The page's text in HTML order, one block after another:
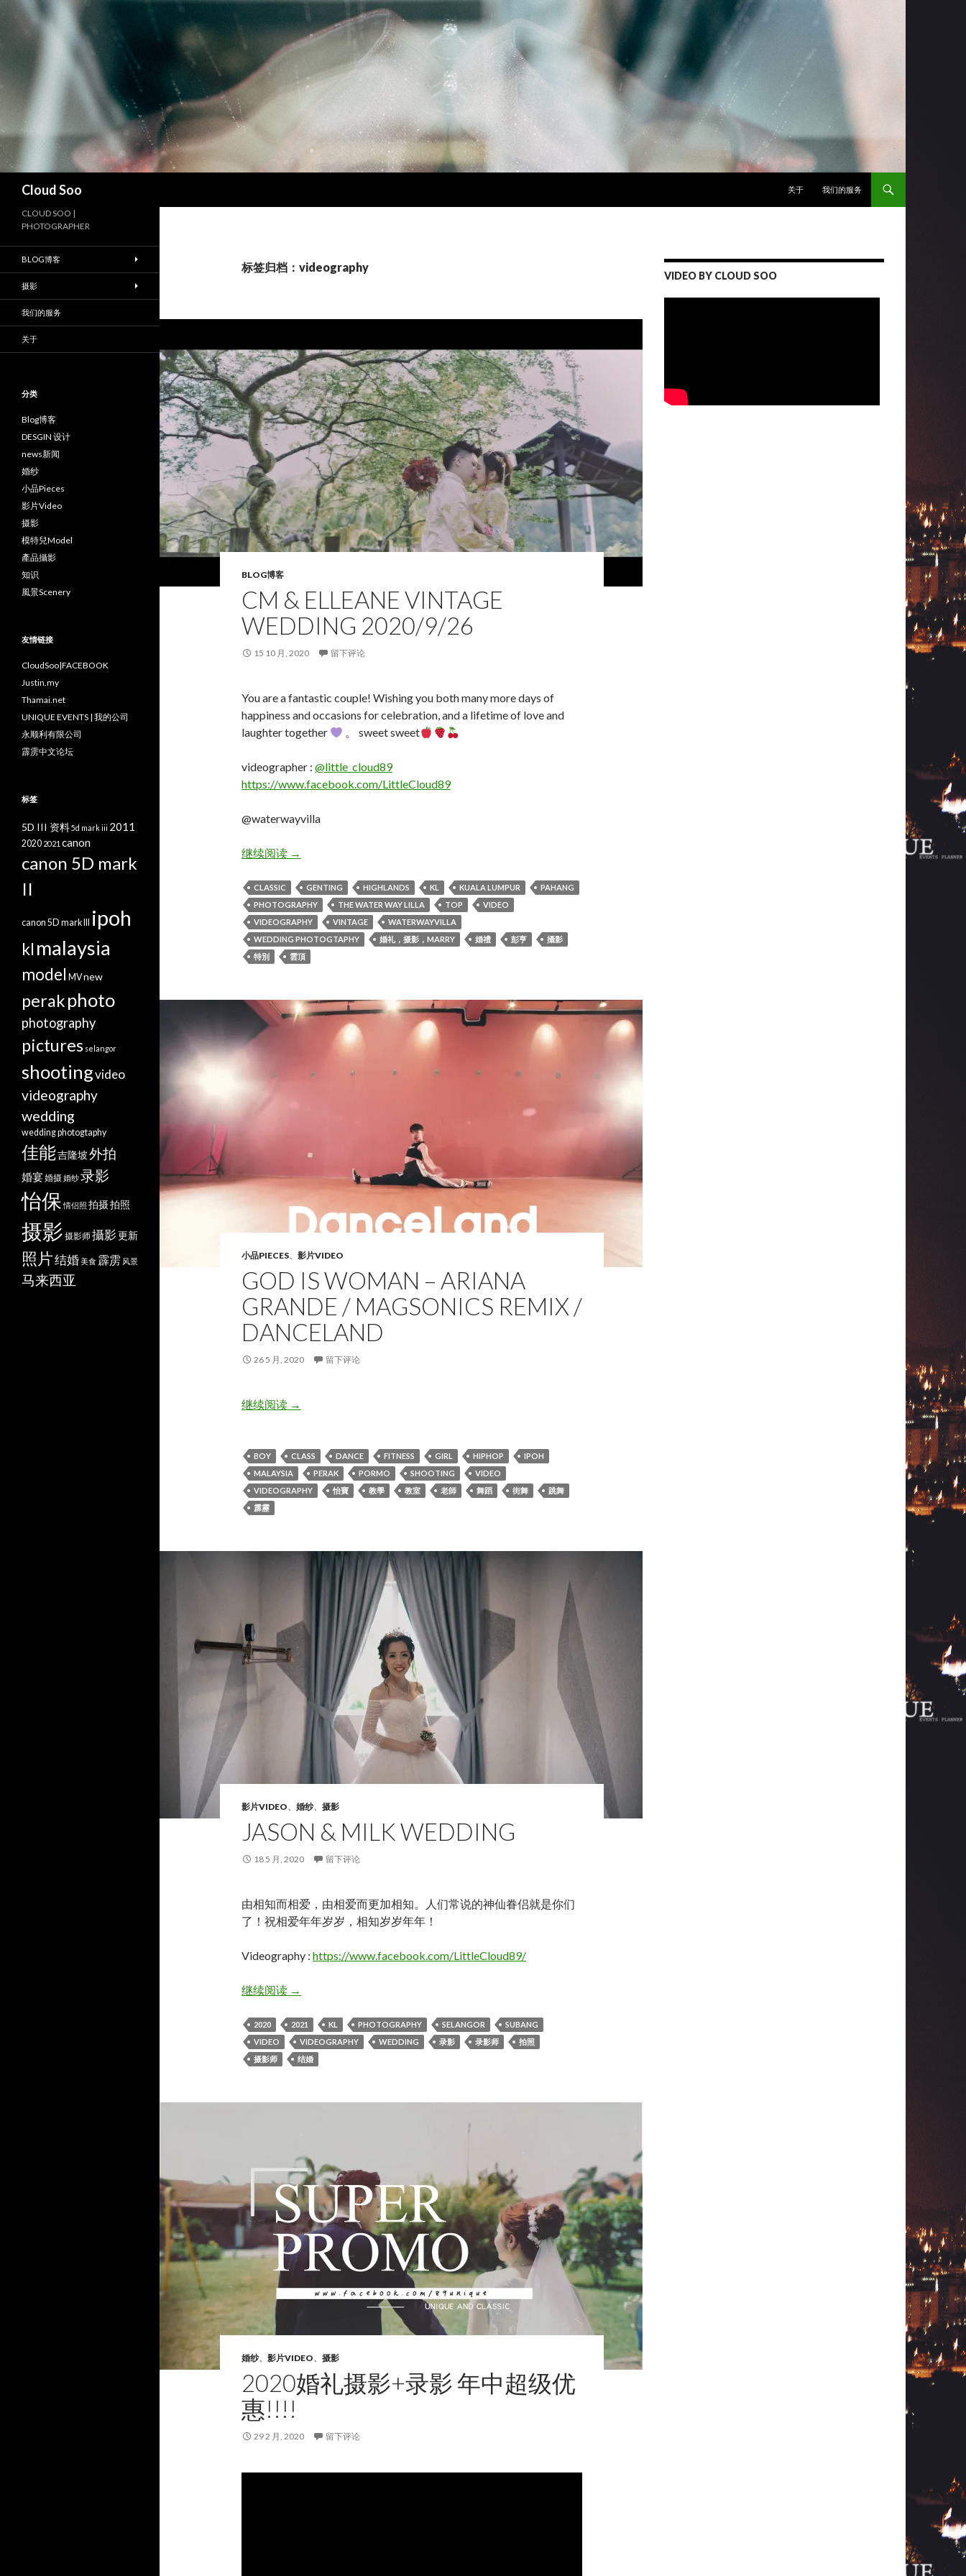
Cloud Soo
关于
我们的服务
标签归档：videography
BLOG博客
CM & ELLEANE VINTAGE
WEDDING 2020/9/26
15 10 月, 2020 留下评论
You are a fantastic couple! Wishing you both many more days of
happiness and occasions for celebration, and a lifetime of love and
laughter together
。 sweet sweet
videographer : @little_cloud89
https://www.facebook.com/LittleCloud89
@waterwayvilla
继续阅读CM & ELLEANE vintage WEDDING 2020/9/26
→
CLASSIC GENTING HIGHLANDS KL KUALA LUMPUR
PAHANG
PHOTOGRAPHY
THE WATER WAY LILLA TOP
VIDEO
VIDEOGRAPHY
VINTAGE
WATERWAYVILLA
WEDDING PHOTOGTAPHY
婚礼，摄影，MARRY 婚禮 彭亨
攝影
特別
雲頂
小品PIECES、 影片VIDEO
GOD IS WOMAN – ARIANA
GRANDE / MAGSONICS REMIX /
DANCELAND
26 5 月, 2020 留下评论
继续阅读God Is Woman – Ariana Grande / MagSonics Remix / DanceLand
→
BOY CLASS DANCE FITNESS GIRL HIPHOP
IPOH
MALAYSIA
PERAK PORMO SHOOTING
VIDEO
VIDEOGRAPHY
怡寶 教學 教室 老師 舞蹈 街舞
跳舞
霹靂
影片VIDEO、 婚纱、 摄影
JASON & MILK WEDDING
18 5 月, 2020 留下评论
由相知而相爱，由相爱而更加相知。人们常说的神仙眷侣就是你们
了！祝相爱年年岁岁，相知岁岁年年！
Videography : https://www.facebook.com/LittleCloud89/
继续阅读Jason & Milk wedding
→
2020 2021 KL PHOTOGRAPHY SELANGOR
SUBANG
VIDEO
VIDEOGRAPHY WEDDING 录影 录影师
拍照
摄影师
结婚
婚纱、 影片VIDEO、 摄影
2020婚礼摄影+录影 年中超级优
惠!!!!
29 2 月, 2020 留下评论
VIDEO BY CLOUD SOO
CLOUD SOO |
PHOTOGRAPHER
BLOG博客
摄影
我们的服务
关于
分类
Blog博客
DESGIN 设计
news新闻
婚纱
小品Pieces
影片Video
摄影
模特兒Model
產品攝影
知识
風景Scenery
友情链接
CloudSoo|FACEBOOK
Justin.my
Thamai.net
UNIQUE EVENTS | 我的公司
永顺利有限公司
霹雳中文论坛
标签
5D III 资料5d mark iii 2011
2020 2021 canon
canon 5D mark
II
canon 5D mark III ipoh
kl malaysia
model MVnew
perakphoto
photography
pictures selangor
shootingvideo
videography
wedding
wedding photogtaphy
佳能吉隆坡外拍
婚宴婚摄婚纱录影
怡保 情侣照 拍摄拍照
摄影 摄影师攝影更新
照片结婚美食 霹雳 风景
马来西亚